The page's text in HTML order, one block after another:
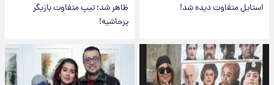
استایل متفاوت دیده شد!
ظاهر شد؛ تیپ متفاوت بازیگر
پرحاشیه!